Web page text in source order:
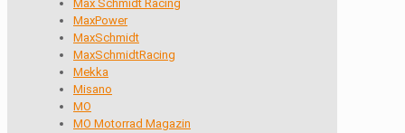
Max Schmidt Racing
MaxPower
MaxSchmidt
MaxSchmidtRacing
Mekka
Misano
MO
MO Motorrad Magazin